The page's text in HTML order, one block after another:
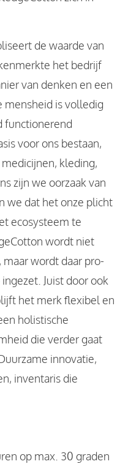
de waarde van
het bedrijf
van denken en een
mensheid is volledig
functionerend
voor ons bestaan,
kleding,
zijn we oorzaak van
we dat het onze plicht
ecosysteem te
wordt niet
wordt daar pro-
Juist door ook
het merk flexibel en
holistische
die verder gaat
innovatie,
inventaris die
op max. 30 graden